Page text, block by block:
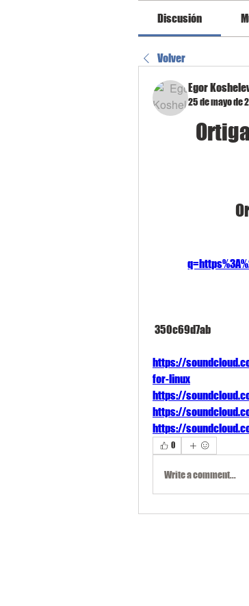
Discusión
Volver
Egor
25 de mayo de
350c69d7ab
https://
for-linux
https://
https://
https://
0
Write a comment...